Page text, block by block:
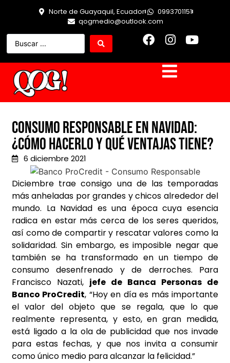
Norte de Guayaquil, Ecuador
0993701151
qogmedio@outlook.com
Consumo responsable en Navidad:
¿Cómo hacerlo y qué ventajas tiene?
6 diciembre 2021
Diciembre trae consigo una de las temporadas
más anheladas por grandes y chicos alrededor del
mundo. La Navidad es una época cuya esencia
radica en estar más cerca de los seres queridos,
así como de compartir y rescatar valores como la
solidaridad. Sin embargo, es imposible negar que
también se ha transformado en un tiempo de
consumo desenfrenado y de derroches. Para
Francisco Nazati, jefe de Banca Personas de
Banco ProCredit, “Hoy en día es más importante
el valor del objeto que se regala, que lo que
realmente representa, y esto, en gran medida,
está ligado a la ola de publicidad que nos invade
para estas fechas, y que nos invita a consumir
como único medio para alcanzar la felicidad.”